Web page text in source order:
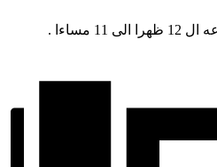
مساءا .